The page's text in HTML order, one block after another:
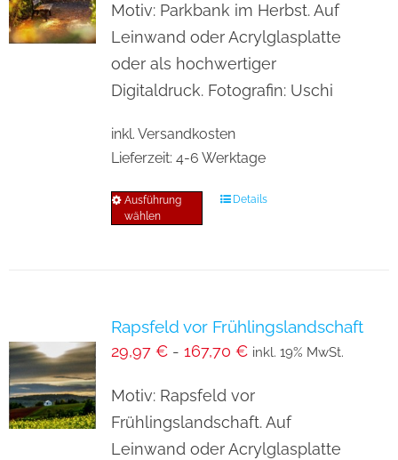
Motiv: Parkbank im Herbst. Auf
Leinwand oder Acrylglasplatte
oder als hochwertiger
Digitaldruck. Fotografin: Uschi
inkl. Versandkosten
Lieferzeit: 4-6 Werktage
Ausführung
wählen
Dieses
auf.
Optionen
können
auf
Details
Rapsfeld vor Frühlingslandschaft
29,97 €- 167,70 € inkl. 19% MwSt.
Motiv: Rapsfeld vor
Frühlingslandschaft. Auf
Leinwand oder Acrylglasplatte